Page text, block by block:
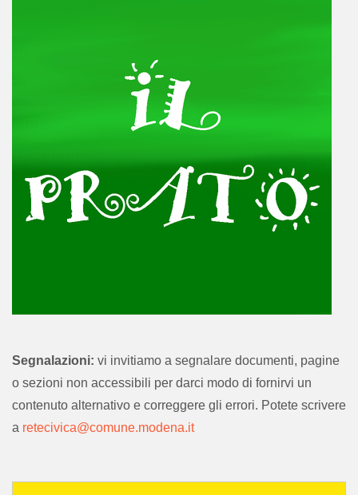
Segnalazioni: vi invitiamo a segnalare documenti, pagine
o sezioni non accessibili per darci modo di fornirvi un
contenuto alternativo e correggere gli errori. Potete scrivere
a retecivica@comune.modena.it